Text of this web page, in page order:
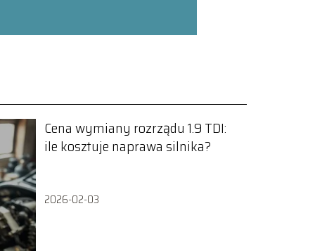
Cena wymiany rozrządu 1.9 TDI:
ile kosztuje naprawa silnika?
2026-02-03